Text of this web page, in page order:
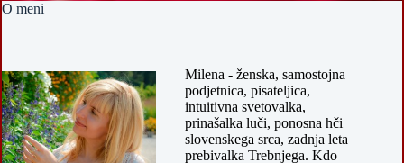
O meni
Milena - ženska, samostojna
podjetnica, pisateljica,
intuitivna svetovalka,
prinašalka luči, ponosna hči
slovenskega srca, zadnja leta
prebivalka Trebnjega. Kdo